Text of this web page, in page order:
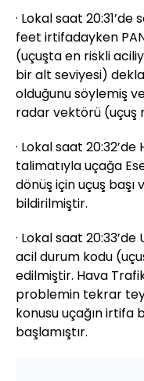
· Lokal saat
feet irtifadayken
(uçuşta en riskli
bir alt seviyesi)
olduğunu söylemiş
radar vektörü (uçuş
· Lokal saat
talimatıyla uçağa
dönüş için uçuş başı
bildirilmiştir.
· Lokal saat
acil durum kodu
edilmiştir. Hava
problemin tekrar
konusu uçağın irtifa
başlamıştır.